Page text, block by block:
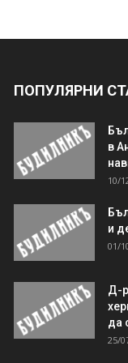
ПОПУЛЯРНИ
в
10/
и
01/
Д-
да
25/